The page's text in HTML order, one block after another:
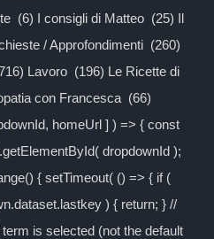
(6) I consigli di Matteo (25) Il
/ Approfondimenti (260)
Lavoro (196) Le Ricette di
con Francesca (66)
homeUrl ] ) => { const
dropdownId );
{ setTimeout( () => { if (
) { return; } //
is selected (not the default